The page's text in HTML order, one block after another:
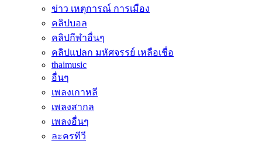
ข่าว เหตุการณ์ การเมือง
คลิปบอล
คลิปกีฬาอื่นๆ
คลิปแปลก มหัศจรรย์ เหลือเชื่อ
thaimusic
อื่นๆ
เพลงเกาหลี
เพลงสากล
เพลงอื่นๆ
ละครทีวี